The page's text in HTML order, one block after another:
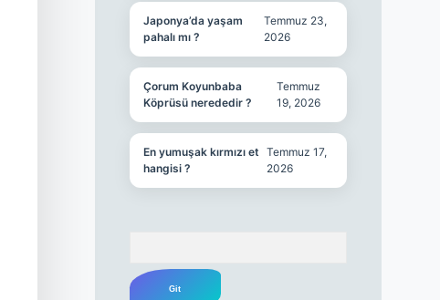
Japonya’da yaşam
pahalı mı ?
Temmuz 23,
2026
Çorum Koyunbaba
Köprüsü nerededir ?
Temmuz
19, 2026
En yumuşak kırmızı et
hangisi ?
Temmuz 17,
2026